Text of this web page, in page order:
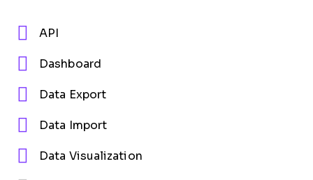
API
Dashboard
Data Export
Data Import
Data Visualization